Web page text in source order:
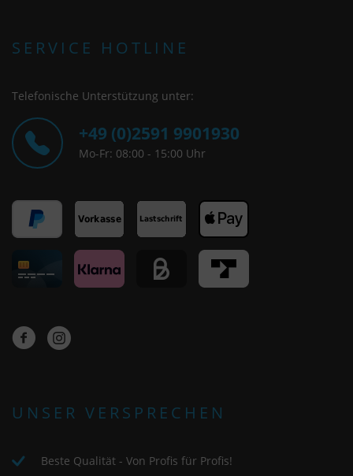
SERVICE HOTLINE
Telefonische Unterstützung unter:
+49 (0)2591 9901930
Mo-Fr: 08:00 - 15:00 Uhr
UNSER VERSPRECHEN
Beste Qualität - Von Profis für Profis!